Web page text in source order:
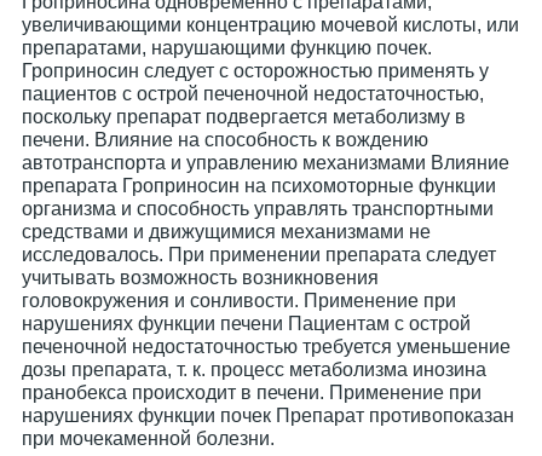
увеличивающими концентрацию мочевой кислоты, или
препаратами, нарушающими функцию почек.
Гроприносин следует с осторожностью применять у
пациентов с острой печеночной недостаточностью,
поскольку препарат подвергается метаболизму в
печени. Влияние на способность к вождению
автотранспорта и управлению механизмами Влияние
препарата Гроприносин на психомоторные функции
организма и способность управлять транспортными
средствами и движущимися механизмами не
исследовалось. При применении препарата следует
учитывать возможность возникновения
головокружения и сонливости. Применение при
нарушениях функции печени Пациентам с острой
печеночной недостаточностью требуется уменьшение
дозы препарата, т. к. процесс метаболизма инозина
пранобекса происходит в печени. Применение при
нарушениях функции почек Препарат противопоказан
при мочекаменной болезни.